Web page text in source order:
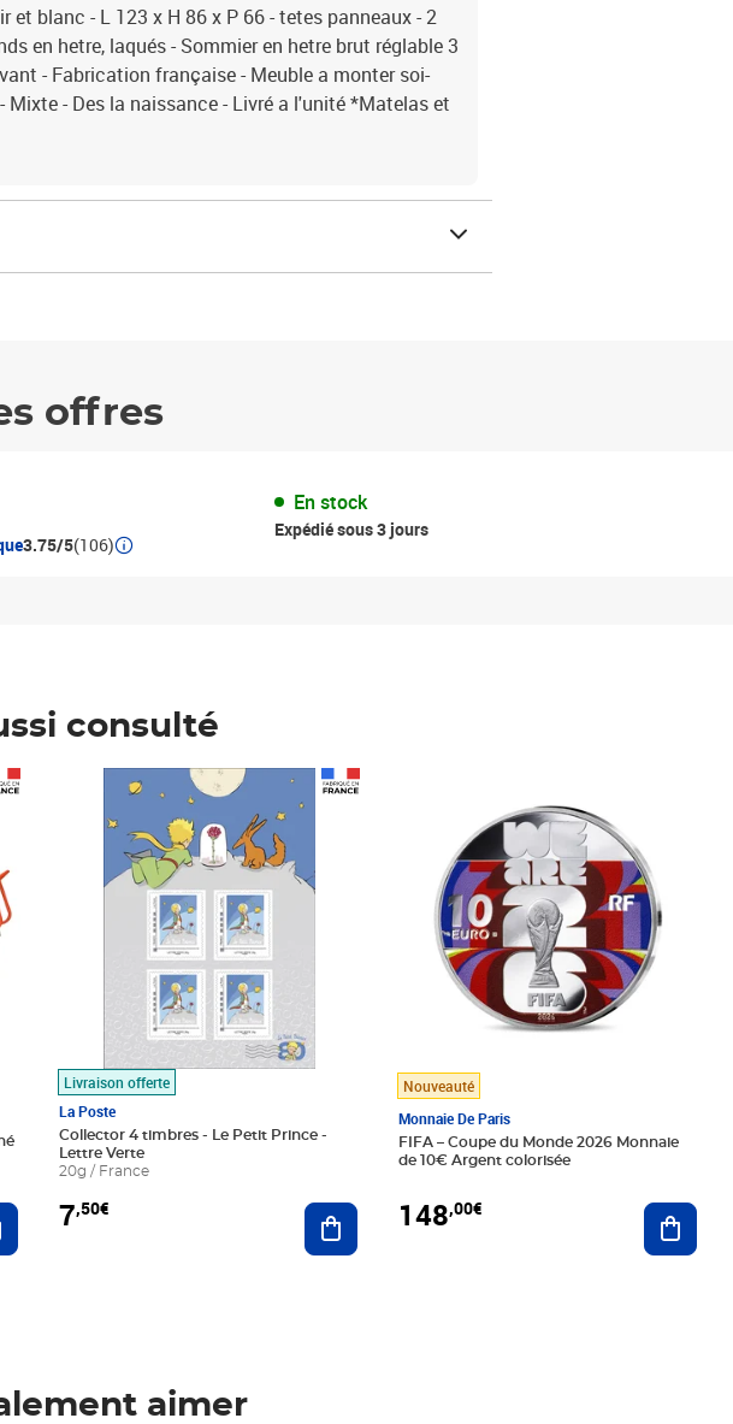
et blanc - L 123 x H 86 x P 66 - tetes panneaux - 2
en hetre, laqués - Sommier en hetre brut réglable 3
- Fabrication française - Meuble a monter soi-
Mixte - Des la naissance - Livré a l'unité *Matelas et
offres
3.75/5(106)
En stock
Expédié sous 3 jours
consulté
au panier
Livraison offerte
La Poste
Collector 4 timbres - Le Petit Prince -
Lettre Verte
20g / France
7,50€
Prix 7,50€
Ajouter au panier
Nouveauté
Monnaie De Paris
FIFA – Coupe du Monde 2026 Monnaie
de 10€ Argent colorisée
148,00€
aimer